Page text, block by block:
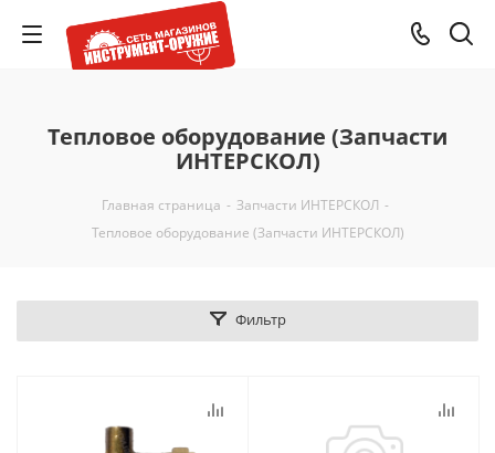
Тепловое оборудование (Запчасти
ИНТЕРСКОЛ)
Главная страница - Запчасти ИНТЕРСКОЛ -
Тепловое оборудование (Запчасти ИНТЕРСКОЛ)
Фильтр